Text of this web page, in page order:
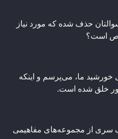
حذف شده که مورد نیاز
است؟
ما، می‌پرسم و اینکه
خلق شده است.
سری از مجموعه‌های مفاهیمی